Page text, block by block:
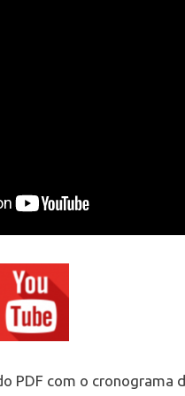
PDF com o cronograma